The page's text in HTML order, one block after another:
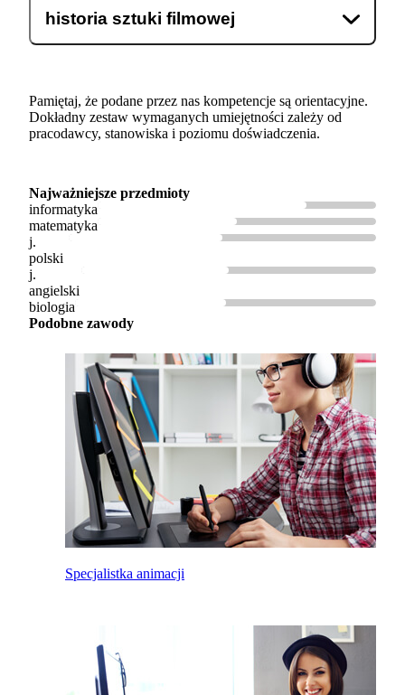
historia sztuki filmowej
Pamiętaj, że podane przez nas kompetencje są orientacyjne.
Dokładny zestaw wymaganych umiejętności zależy od
pracodawcy, stanowiska i poziomu doświadczenia.
Najważniejsze przedmioty
informatyka
matematyka
j.
polski
j.
angielski
biologia
Podobne zawody
Specjalistka animacji